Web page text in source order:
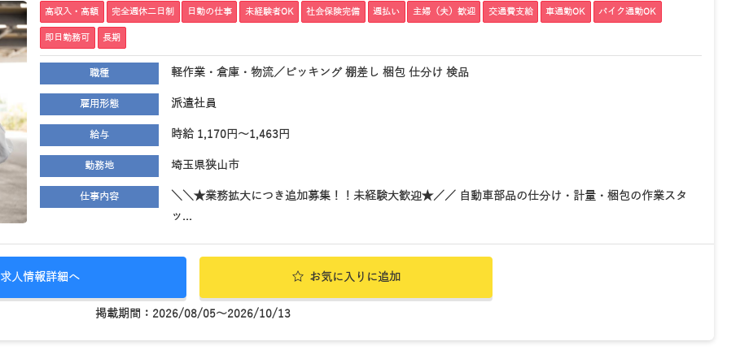
高収入・高額 完全週休二日制 日勤の仕事 未経験者OK 社会保険完備 週払い 主婦（夫）歓迎 交通費支給 車通勤OK バイク通勤OK
即日勤務可 長期
職種 軽作業・倉庫・物流／ピッキング 棚差し 梱包 仕分け 検品
雇用形態 派遣社員
給与 時給 1,170円～1,463円
勤務地 埼玉県狭山市
仕事内容
＼＼★業務拡大につき追加募集！！未経験大歓迎★／／ 自動車部品の仕分け・計量・梱包の作業スタ
ッ...
求人情報詳細へ お気に入りに追加
掲載期間：2026/08/05～2026/10/13